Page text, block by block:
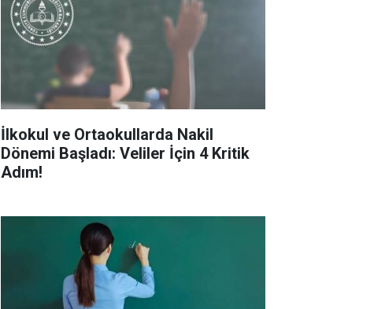
İlkokul ve Ortaokullarda Nakil
Dönemi Başladı: Veliler İçin 4 Kritik
Adım!